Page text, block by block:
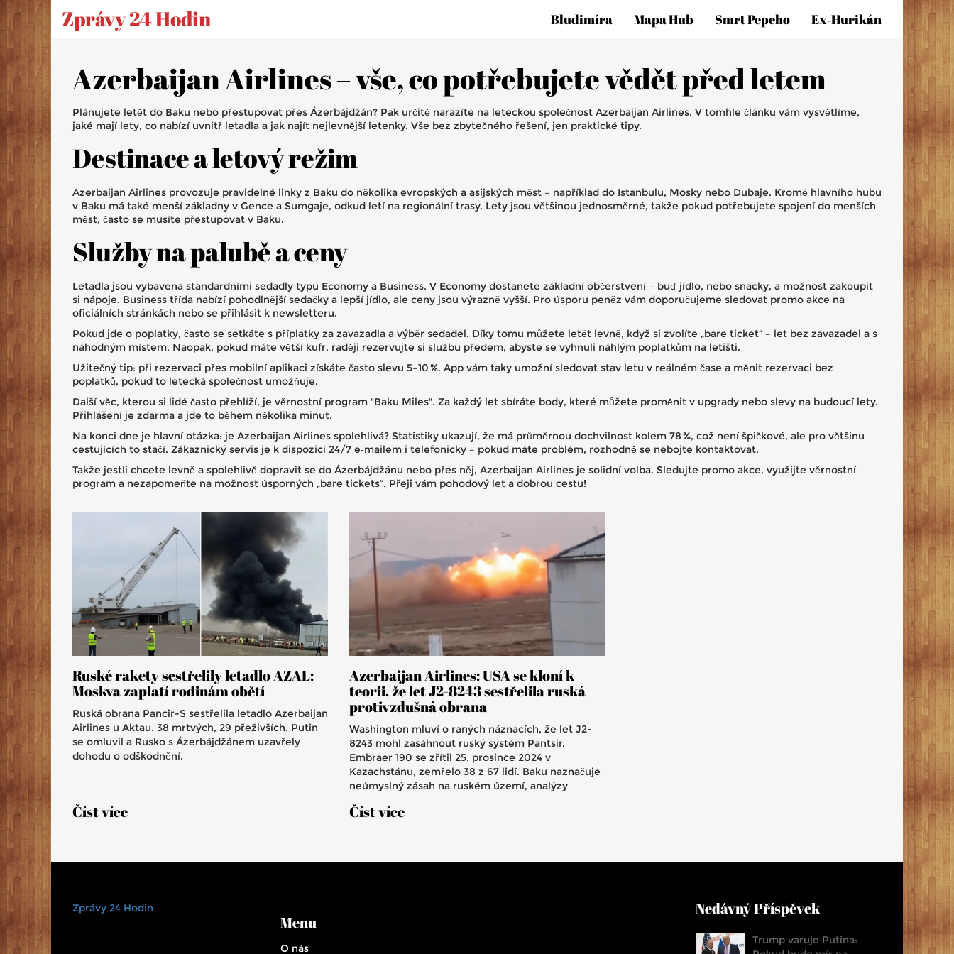
Zprávy 24 Hodin Bludimíra Mapa Hub Smrt Pepeho Ex‑hurikán
Azerbaijan Airlines – vše, co potřebujete vědět před letem
Plánujete letět do Baku nebo přestupovat přes Ázerbájdžán? Pak určitě narazíte na leteckou společnost Azerbaijan Airlines. V tomhle článku vám vysvětlíme,
jaké mají lety, co nabízí uvnitř letadla a jak najít nejlevnější letenky. Vše bez zbytečného řešení, jen praktické tipy.
Destinace a letový režim
Azerbaijan Airlines provozuje pravidelné linky z Baku do několika evropských a asijských měst – například do Istanbulu, Mosky nebo Dubaje. Kromě hlavního hubu
v Baku má také menší základny v Gence a Sumgaje, odkud letí na regionální trasy. Lety jsou většinou jednosměrné, takže pokud potřebujete spojení do menších
měst, často se musíte přestupovat v Baku.
Služby na palubě a ceny
Letadla jsou vybavena standardními sedadly typu Economy a Business. V Economy dostanete základní občerstvení – buď jídlo, nebo snacky, a možnost zakoupit
si nápoje. Business třída nabízí pohodlnější sedačky a lepší jídlo, ale ceny jsou výrazně vyšší. Pro úsporu peněz vám doporučujeme sledovat promo akce na
oficiálních stránkách nebo se přihlásit k newsletteru.
Pokud jde o poplatky, často se setkáte s příplatky za zavazadla a výběr sedadel. Díky tomu můžete letět levně, když si zvolíte „bare ticket“ – let bez zavazadel a s
náhodným místem. Naopak, pokud máte větší kufr, raději rezervujte si službu předem, abyste se vyhnuli náhlým poplatkům na letišti.
Užitečný tip: při rezervaci přes mobilní aplikaci získáte často slevu 5–10 %. App vám taky umožní sledovat stav letu v reálném čase a měnit rezervaci bez
poplatků, pokud to letecká společnost umožňuje.
Další věc, kterou si lidé často přehlíží, je věrnostní program "Baku Miles". Za každý let sbíráte body, které můžete proměnit v upgrady nebo slevy na budoucí lety.
Přihlášení je zdarma a jde to během několika minut.
Na konci dne je hlavní otázka: je Azerbaijan Airlines spolehlivá? Statistiky ukazují, že má průměrnou dochvilnost kolem 78 %, což není špičkové, ale pro většinu
cestujících to stačí. Zákaznický servis je k dispozici 24/7 e‑mailem i telefonicky – pokud máte problém, rozhodně se nebojte kontaktovat.
Takže jestli chcete levně a spolehlivě dopravit se do Ázerbájdžánu nebo přes něj, Azerbaijan Airlines je solidní volba. Sledujte promo akce, využijte věrnostní
program a nezapomeňte na možnost úsporných „bare tickets“. Přeji vám pohodový let a dobrou cestu!
Ruské rakety sestřelily letadlo AZAL:
Moskva zaplatí rodinám obětí
Ruská obrana Pancir-S sestřelila letadlo Azerbaijan
Airlines u Aktau. 38 mrtvých, 29 přeživších. Putin
se omluvil a Rusko s Ázerbájdžánem uzavřely
dohodu o odškodnění.
Číst více
Azerbaijan Airlines: USA se kloní k
teorii, že let J2-8243 sestřelila ruská
protivzdušná obrana
Washington mluví o raných náznacích, že let J2-
8243 mohl zasáhnout ruský systém Pantsir.
Embraer 190 se zřítil 25. prosince 2024 v
Kazachstánu, zemřelo 38 z 67 lidí. Baku naznačuje
neúmyslný zásah na ruském území, analýzy
zastavily lety na některá ruská letiště. Vyšetřování
Číst více
Zprávy 24 Hodin
Menu
O nás
Nedávný Příspěvek
Trump varuje Putina: